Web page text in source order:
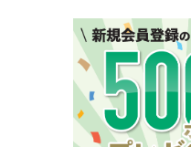
代表あいさつ
採用情報
メディカルイン
材
スポーツケア用品
マッサージ用品